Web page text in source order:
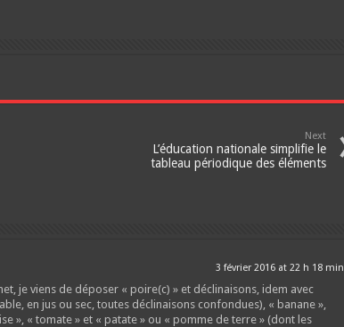
Next
L’éducation nationale simplifie le
tableau périodique des éléments
3 février 2016 at 22 h 18 min
je viens de déposer « poire(c) » et déclinaisons, idem avec
en jus ou sec, toutes déclinaisons confondues), « banane »,
», « tomate » et « patate » ou « pomme de terre » (dont les